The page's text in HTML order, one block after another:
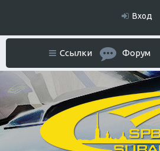
Вход
Ссылки Форум